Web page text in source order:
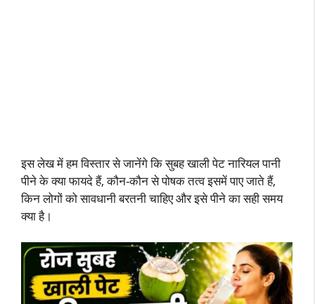
इस लेख में हम विस्तार से जानेंगे कि सुबह खाली पेट नारियल पानी
पीने के क्या फायदे हैं, कौन-कौन से पोषक तत्व इसमें पाए जाते हैं,
किन लोगों को सावधानी बरतनी चाहिए और इसे पीने का सही समय
क्या है।